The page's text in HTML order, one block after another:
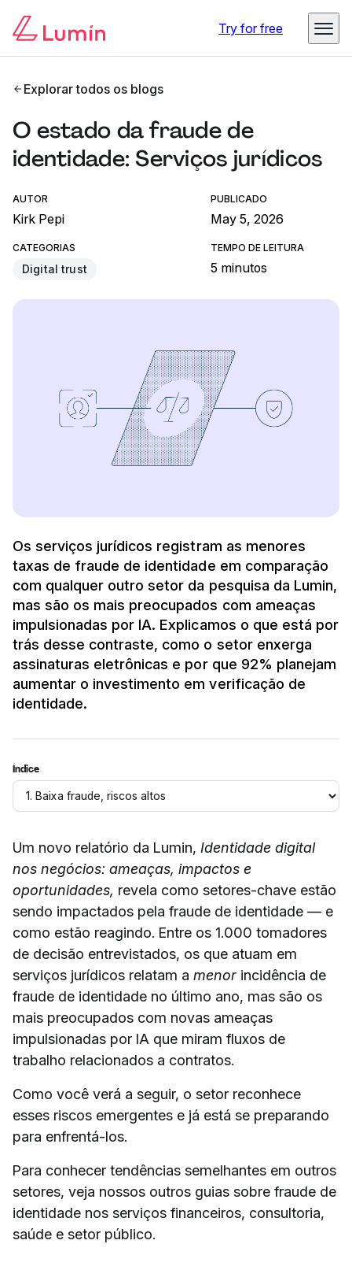
Try for free
Explorar todos os blogs
O estado da fraude de
identidade: Serviços jurídicos
AUTOR
Kirk Pepi
PUBLICADO
May 5, 2026
CATEGORIAS
Digital trust
TEMPO DE LEITURA
5 minutos
Os serviços jurídicos registram as menores
taxas de fraude de identidade em comparação
com qualquer outro setor da pesquisa da Lumin,
mas são os mais preocupados com ameaças
impulsionadas por IA. Explicamos o que está por
trás desse contraste, como o setor enxerga
assinaturas eletrônicas e por que 92% planejam
aumentar o investimento em verificação de
identidade.
Índice
Um novo relatório da Lumin, Identidade digital
nos negócios: ameaças, impactos e
oportunidades, revela como setores-chave estão
sendo impactados pela fraude de identidade — e
como estão reagindo. Entre os 1.000 tomadores
de decisão entrevistados, os que atuam em
serviços jurídicos relatam a menor incidência de
fraude de identidade no último ano, mas são os
mais preocupados com novas ameaças
impulsionadas por IA que miram fluxos de
trabalho relacionados a contratos.
Como você verá a seguir, o setor reconhece
esses riscos emergentes e já está se preparando
para enfrentá-los.
Para conhecer tendências semelhantes em outros
setores, veja nossos outros guias sobre fraude de
identidade nos serviços financeiros, consultoria,
saúde e setor público.